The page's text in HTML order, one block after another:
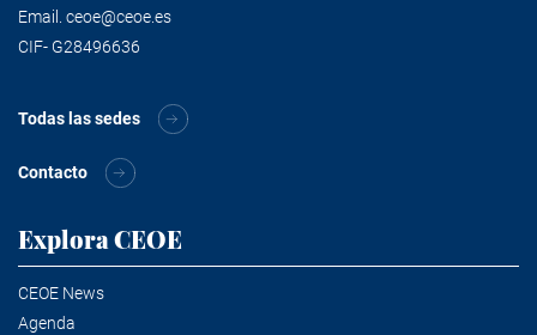
Email. ceoe@ceoe.es
CIF- G28496636
Todas las sedes
Contacto
Explora CEOE
CEOE News
Agenda